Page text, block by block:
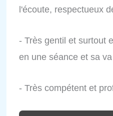
l'écoute, respectueux
- Très gentil et surtout
en une séance et sa
- Très compétent et